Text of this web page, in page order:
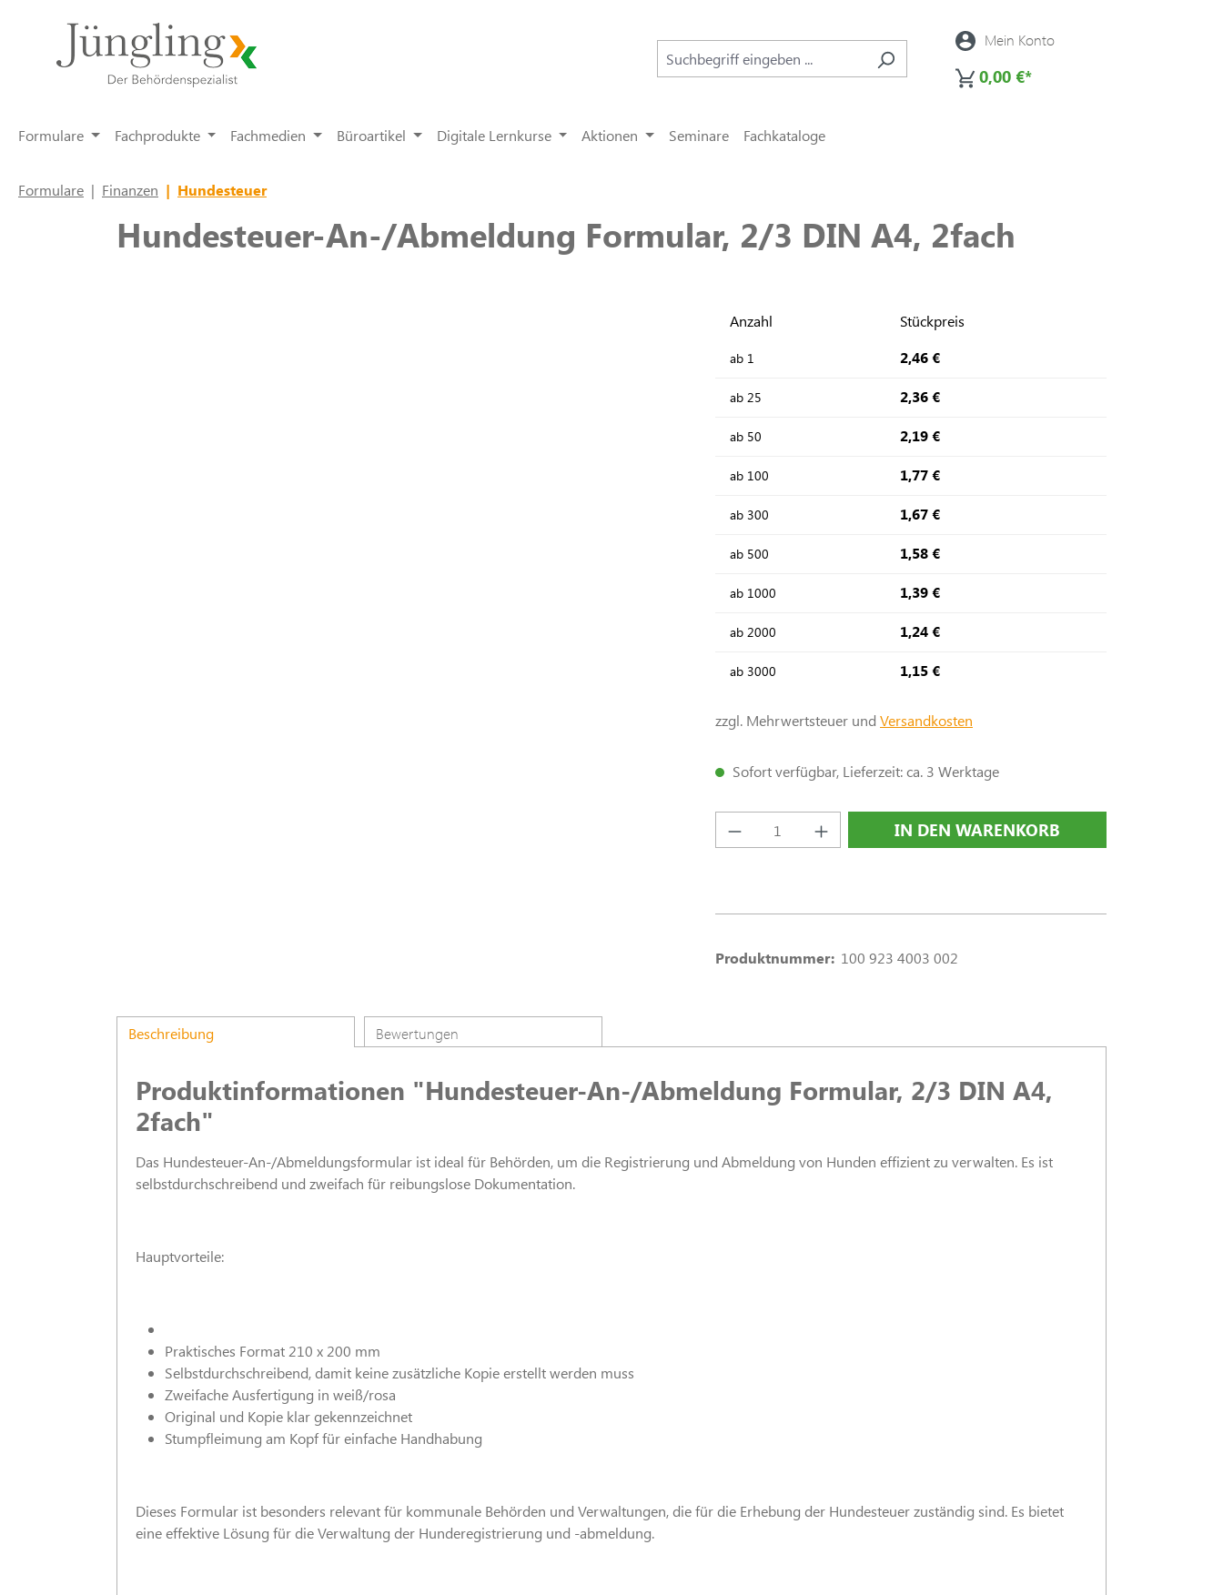
Zur Hauptnavigation springen
Mein Konto
0,00 €*
Formulare Fachprodukte Fachmedien Büroartikel Digitale Lernkurse Aktionen Seminare Fachkataloge
Formulare | Finanzen | Hundesteuer
Hundesteuer-An-/Abmeldung Formular, 2/3 DIN A4, 2fach
Anzahl Stückpreis
ab 1 2,46 €
ab 25 2,36 €
ab 50 2,19 €
ab 100 1,77 €
ab 300 1,67 €
ab 500 1,58 €
ab 1000 1,39 €
ab 2000 1,24 €
ab 3000 1,15 €
zzgl. Mehrwertsteuer und Versandkosten
Sofort verfügbar, Lieferzeit: ca. 3 Werktage
Produkt Anzahl: Gib den gewünschten Wert ein
IN DEN WARENKORB
Produktnummer: 100 923 4003 002
Beschreibung Bewertungen
Produktinformationen "Hundesteuer-An-/Abmeldung Formular, 2/3 DIN A4,
2fach"
Das Hundesteuer-An-/Abmeldungsformular ist ideal für Behörden, um die Registrierung und Abmeldung von Hunden effizient zu verwalten. Es ist
selbstdurchschreibend und zweifach für reibungslose Dokumentation.
Hauptvorteile:
Praktisches Format 210 x 200 mm
Selbstdurchschreibend, damit keine zusätzliche Kopie erstellt werden muss
Zweifache Ausfertigung in weiß/rosa
Original und Kopie klar gekennzeichnet
Stumpfleimung am Kopf für einfache Handhabung
Dieses Formular ist besonders relevant für kommunale Behörden und Verwaltungen, die für die Erhebung der Hundesteuer zuständig sind. Es bietet
eine effektive Lösung für die Verwaltung der Hunderegistrierung und -abmeldung.